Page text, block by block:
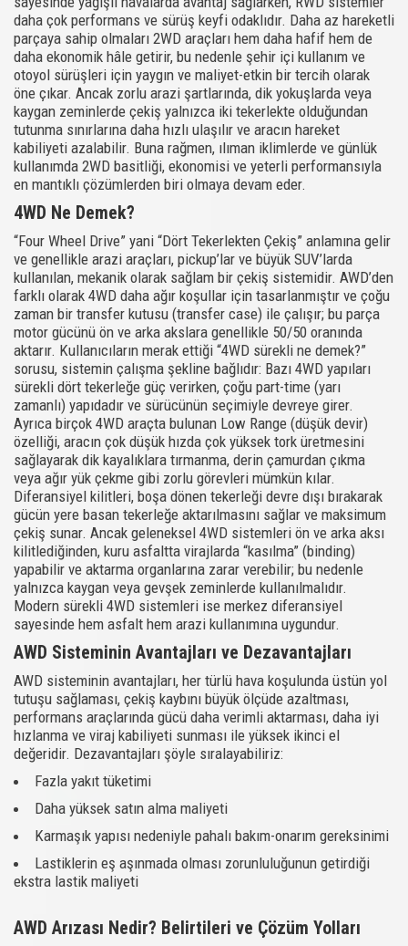
daha çok performans ve sürüş keyfi odaklıdır. Daha az hareketli
parçaya sahip olmaları 2WD araçları hem daha hafif hem de
daha ekonomik hâle getirir, bu nedenle şehir içi kullanım ve
otoyol sürüşleri için yaygın ve maliyet-etkin bir tercih olarak
öne çıkar. Ancak zorlu arazi şartlarında, dik yokuşlarda veya
kaygan zeminlerde çekiş yalnızca iki tekerlekte olduğundan
tutunma sınırlarına daha hızlı ulaşılır ve aracın hareket
kabiliyeti azalabilir. Buna rağmen, ılıman iklimlerde ve günlük
kullanımda 2WD basitliği, ekonomisi ve yeterli performansıyla
en mantıklı çözümlerden biri olmaya devam eder.
4WD Ne Demek?
“Four Wheel Drive” yani “Dört Tekerlekten Çekiş” anlamına gelir
ve genellikle arazi araçları, pickup’lar ve büyük SUV’larda
kullanılan, mekanik olarak sağlam bir çekiş sistemidir. AWD’den
farklı olarak 4WD daha ağır koşullar için tasarlanmıştır ve çoğu
zaman bir transfer kutusu (transfer case) ile çalışır; bu parça
motor gücünü ön ve arka akslara genellikle 50/50 oranında
aktarır. Kullanıcıların merak ettiği “4WD sürekli ne demek?”
sorusu, sistemin çalışma şekline bağlıdır: Bazı 4WD yapıları
sürekli dört tekerleğe güç verirken, çoğu part-time (yarı
zamanlı) yapıdadır ve sürücünün seçimiyle devreye girer.
Ayrıca birçok 4WD araçta bulunan Low Range (düşük devir)
özelliği, aracın çok düşük hızda çok yüksek tork üretmesini
sağlayarak dik kayalıklara tırmanma, derin çamurdan çıkma
veya ağır yük çekme gibi zorlu görevleri mümkün kılar.
Diferansiyel kilitleri, boşa dönen tekerleği devre dışı bırakarak
gücün yere basan tekerleğe aktarılmasını sağlar ve maksimum
çekiş sunar. Ancak geleneksel 4WD sistemleri ön ve arka aksı
kilitlediğinden, kuru asfaltta virajlarda “kasılma” (binding)
yapabilir ve aktarma organlarına zarar verebilir; bu nedenle
yalnızca kaygan veya gevşek zeminlerde kullanılmalıdır.
Modern sürekli 4WD sistemleri ise merkez diferansiyel
sayesinde hem asfalt hem arazi kullanımına uygundur.
AWD Sisteminin Avantajları ve Dezavantajları
AWD sisteminin avantajları, her türlü hava koşulunda üstün yol
tutuşu sağlaması, çekiş kaybını büyük ölçüde azaltması,
performans araçlarında gücü daha verimli aktarması, daha iyi
hızlanma ve viraj kabiliyeti sunması ile yüksek ikinci el
değeridir. Dezavantajları şöyle sıralayabiliriz:
Fazla yakıt tüketimi
Daha yüksek satın alma maliyeti
Karmaşık yapısı nedeniyle pahalı bakım-onarım gereksinimi
Lastiklerin eş aşınmada olması zorunluluğunun getirdiği
ekstra lastik maliyeti
AWD Arızası Nedir? Belirtileri ve Çözüm Yolları